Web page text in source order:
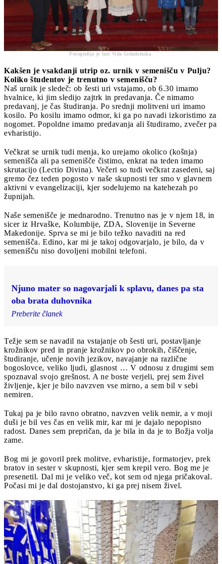
Fotografija je last Vida Grdadolnika.
Kakšen je vsakdanji utrip oz. urnik v semenišču v Pulju?
Koliko študentov je trenutno v semenišču?
Naš urnik je sledeč: ob šesti uri vstajamo, ob 6.30 imamo
hvalnice, ki jim sledijo zajtrk in predavanja. Če nimamo
predavanj, je čas študiranja. Po srednji molitveni uri imamo
kosilo. Po kosilu imamo odmor, ki ga po navadi izkoristimo za
nogomet. Popoldne imamo predavanja ali študiramo, zvečer pa
evharistijo.
Večkrat se urnik tudi menja, ko urejamo okolico (košnja)
semenišča ali pa semenišče čistimo, enkrat na teden imamo
skrutacijo (Lectio Divina). Večeri so tudi večkrat zasedeni, saj
gremo čez teden pogosto v naše skupnosti ter smo v glavnem
aktivni v evangelizaciji, kjer sodelujemo na katehezah po
župnijah.
Naše semenišče je mednarodno. Trenutno nas je v njem 18, in
sicer iz Hrvaške, Kolumbije, ZDA, Slovenije in Severne
Makedonije. Sprva se mi je bilo težko navaditi na red
semenišča. Edino, kar mi je takoj odgovarjalo, je bilo, da v
semenišču niso dovoljeni mobilni telefoni.
Njuno mater so nagovarjali k splavu, danes pa sta
oba brata duhovnika
Preberite članek
Težje sem se navadil na vstajanje ob šesti uri, postavljanje
krožnikov pred in pranje krožnikov po obrokih, čiščenje,
študiranje, učenje novih jezikov, navajanje na različne
bogoslovce, veliko ljudi, glasnost … V odnosu z drugimi sem
spoznaval svojo grešnost. A ne boste verjeli, prej sem živel
življenje, kjer je bilo navzven vse mirno, a sem bil v sebi
nemiren.
Tukaj pa je bilo ravno obratno, navzven velik nemir, a v moji
duši je bil ves čas en velik mir, kar mi je dajalo nepopisno
radost. Danes sem prepričan, da je bila in da je to Božja volja
zame.
Bog mi je govoril prek molitve, evharistije, formatorjev, prek
bratov in sester v skupnosti, kjer sem krepil vero. Bog me je
presenetil. Dal mi je veliko več, kot sem od njega pričakoval.
Počasi mi je dal dostojanstvo, ki ga prej nisem živel.